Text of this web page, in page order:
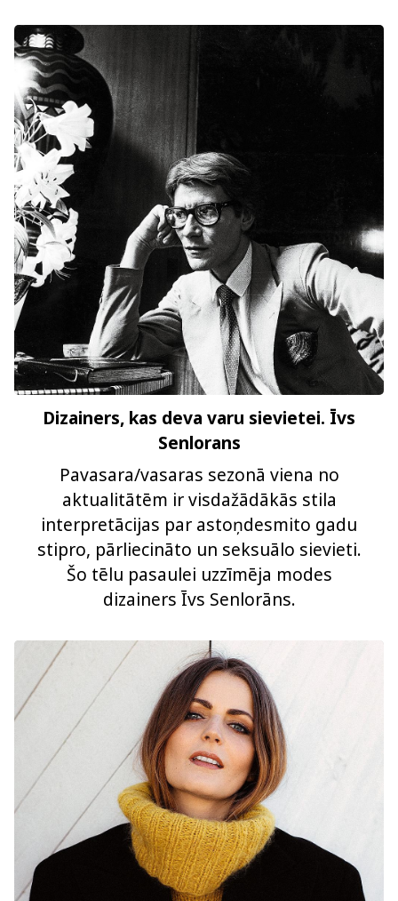
Dizainers, kas deva varu sievietei. Īvs
Senlorans
Pavasara/vasaras sezonā viena no
aktualitātēm ir visdažādākās stila
interpretācijas par astoņdesmito gadu
stipro, pārliecināto un seksuālo sievieti.
Šo tēlu pasaulei uzzīmēja modes
dizainers Īvs Senlorāns.